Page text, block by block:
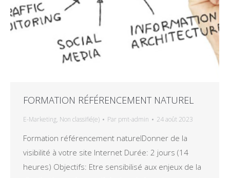
FORMATION RÉFÉRENCEMENT NATUREL
E-Marketing, Non classifié(e) Par pmt-admin 24 août 2023
Formation référencement naturelDonner de la
visibilité à votre site Internet Durée: 2 jours (14
heures) Objectifs: Etre sensibilisé aux enjeux de la